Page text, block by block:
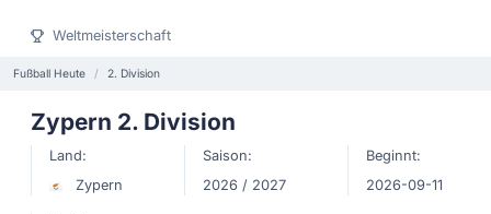
Weltmeisterschaft
Fußball Heute 2. Division
Zypern 2. Division
Land:
Zypern
Saison:
2026 / 2027
Beginnt:
2026-09-11